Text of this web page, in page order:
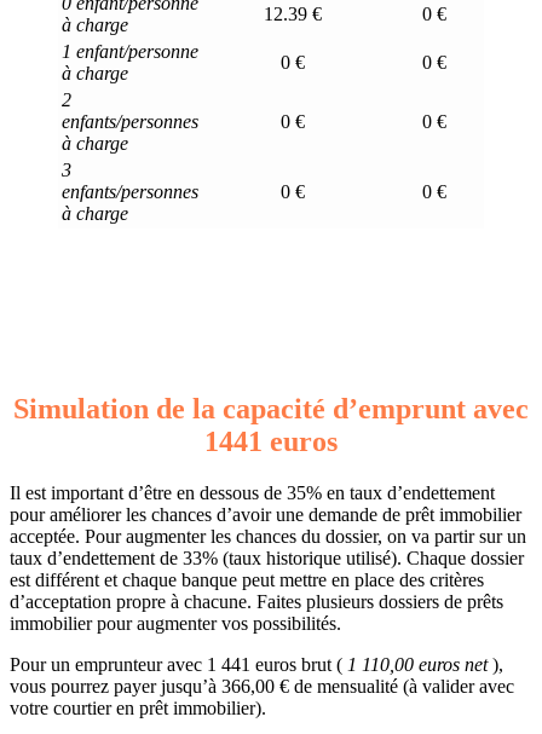
à charge
12.39 €
0 €
1 enfant/personne
à charge
0 €
0 €
2
enfants/personnes
à charge
0 € 0 €
3
enfants/personnes
à charge
0 € 0 €
Simulation de la capacité d’emprunt avec
1441 euros
Il est important d’être en dessous de 35% en taux d’endettement
pour améliorer les chances d’avoir une demande de prêt immobilier
acceptée. Pour augmenter les chances du dossier, on va partir sur un
taux d’endettement de 33% (taux historique utilisé). Chaque dossier
est différent et chaque banque peut mettre en place des critères
d’acceptation propre à chacune. Faites plusieurs dossiers de prêts
immobilier pour augmenter vos possibilités.
Pour un emprunteur avec 1 441 euros brut ( 1 110,00 euros net),
vous pourrez payer jusqu’à 366,00 € de mensualité (à valider avec
votre courtier en prêt immobilier).